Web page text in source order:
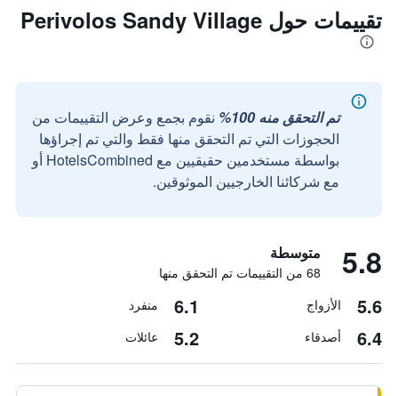
تقييمات حول Perivolos Sandy Village
تم التحقق منه 100%
نقوم بجمع وعرض التقييمات من
الحجوزات التي تم التحقق منها فقط والتي تم إجراؤها
بواسطة مستخدمين حقيقيين مع HotelsCombined أو
مع شركائنا الخارجيين الموثوقين.
5.8 متوسطة
68 من التقييمات تم التحقق منها
5.6 الأزواج 6.1 منفرد
6.4 أصدقاء 5.2 عائلات